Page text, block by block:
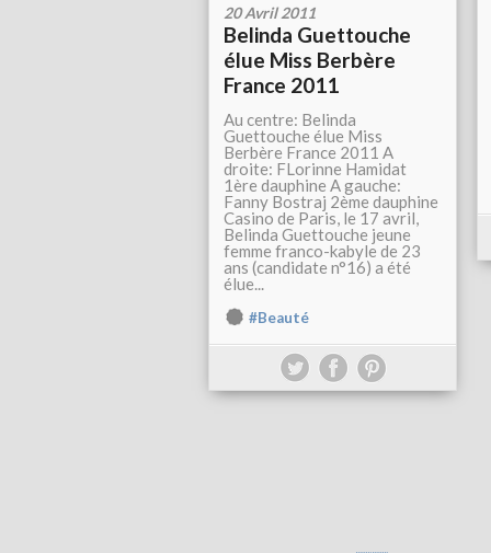
20 Avril 2011
Belinda Guettouche
élue Miss Berbère
France 2011
Au centre: Belinda
Guettouche élue Miss
Berbère France 2011 A
droite: FLorinne Hamidat
1ère dauphine A gauche:
Fanny Bostraj 2ème dauphine
Casino de Paris, le 17 avril,
Belinda Guettouche jeune
femme franco-kabyle de 23
ans (candidate n°16) a été
élue...
#Beauté